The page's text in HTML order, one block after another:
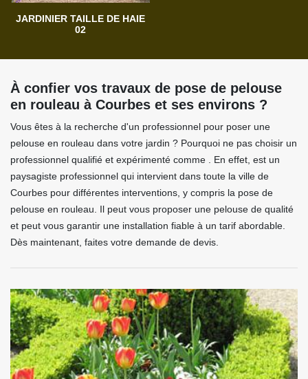
JARDINIER TAILLE DE HAIE
02
À confier vos travaux de pose de pelouse
en rouleau à Courbes et ses environs ?
Vous êtes à la recherche d'un professionnel pour poser une
pelouse en rouleau dans votre jardin ? Pourquoi ne pas choisir un
professionnel qualifié et expérimenté comme . En effet, est un
paysagiste professionnel qui intervient dans toute la ville de
Courbes pour différentes interventions, y compris la pose de
pelouse en rouleau. Il peut vous proposer une pelouse de qualité
et peut vous garantir une installation fiable à un tarif abordable.
Dès maintenant, faites votre demande de devis.